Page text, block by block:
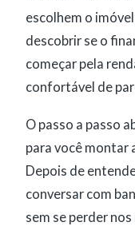
escolhem o
descobrir se o
começar pela
confortável de
O passo a passo
para você montar
Depois de
conversar com
sem se perder